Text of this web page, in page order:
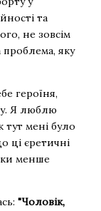
та
не зовсім
проблема, яку
героїня,
Я люблю
тут мені було
ці єретичні
менше
"Чоловік,